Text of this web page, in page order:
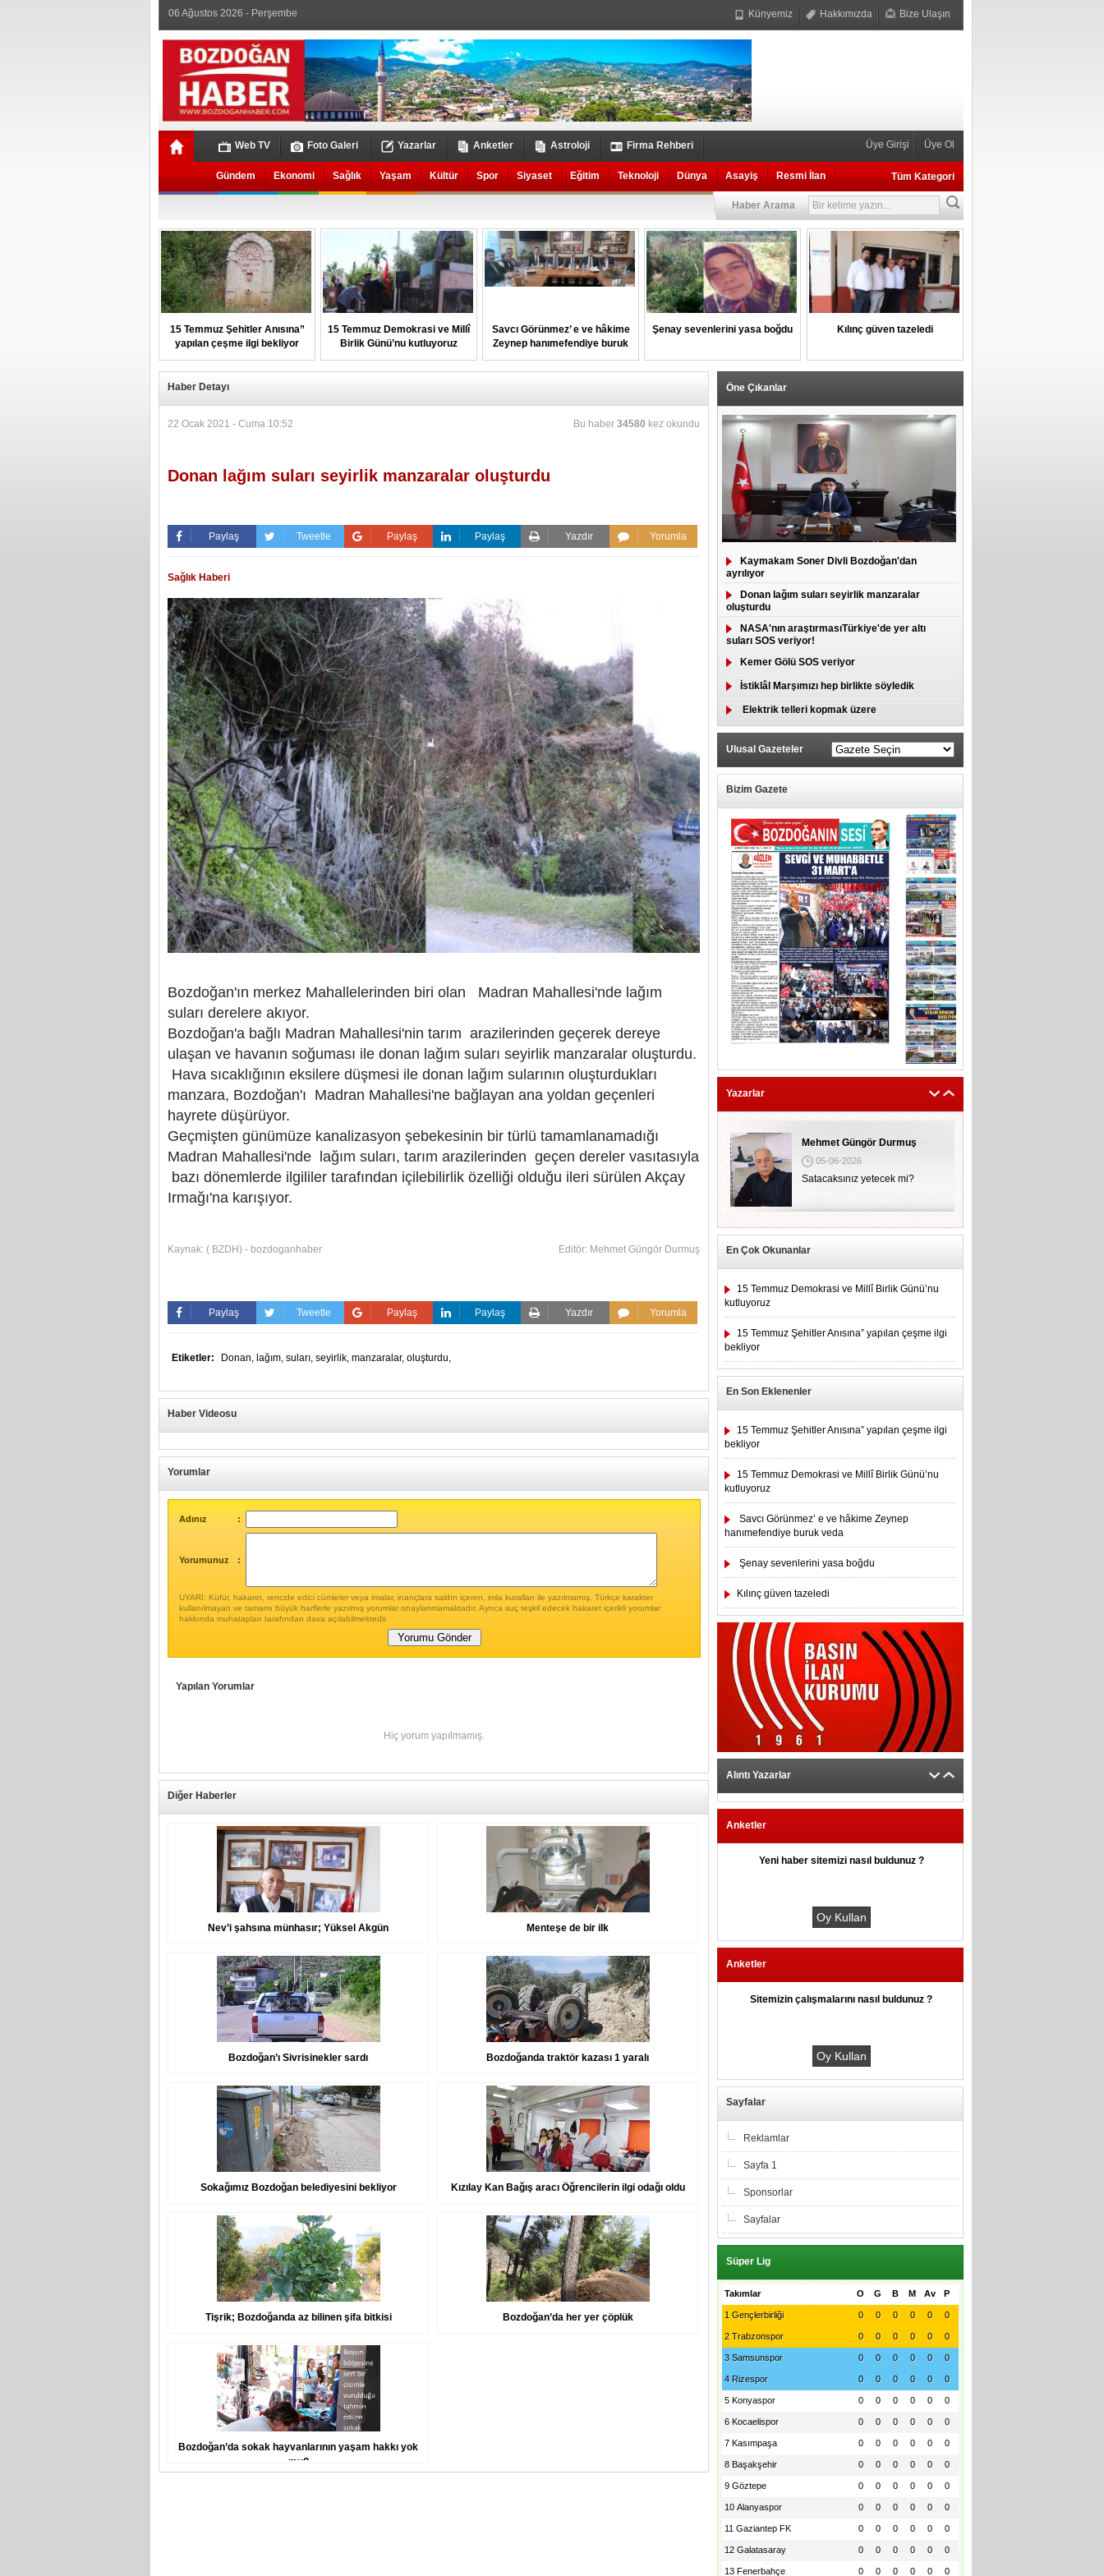
06 Ağustos 2026 - Perşembe Künyemiz Hakkımızda Bize Ulaşın
Web TV Foto Galeri Yazarlar Anketler Astroloji Firma Rehberi Üye Girişi Üye Ol
Gündem Ekonomi Sağlık Yaşam Kültür Spor Siyaset Eğitim Teknoloji Dünya Asayiş Resmi İlan Tüm Kategori
Haber Arama
15 Temmuz Şehitler Anısına”
yapılan çeşme ilgi bekliyor
15 Temmuz Demokrasi ve Millî
Birlik Günü’nu kutluyoruz
Savcı Görünmez’ e ve hâkime
Zeynep hanımefendiye buruk
veda
Şenay sevenlerini yasa boğdu Kılınç güven tazeledi
Haber Detayı
22 Ocak 2021 - Cuma 10:52 Bu haber 34580 kez okundu
Donan lağım suları seyirlik manzaralar oluşturdu
Paylaş Tweetle Paylaş Paylaş Yazdır Yorumla
Sağlık Haberi
Bozdoğan'ın merkez Mahallelerinden biri olan Madran Mahallesi'nde lağım
suları derelere akıyor.
Bozdoğan'a bağlı Madran Mahallesi'nin tarım arazilerinden geçerek dereye
ulaşan ve havanın soğuması ile donan lağım suları seyirlik manzaralar oluşturdu.
Hava sıcaklığının eksilere düşmesi ile donan lağım sularının oluşturdukları
manzara, Bozdoğan'ı Madran Mahallesi'ne bağlayan ana yoldan geçenleri
hayrete düşürüyor.
Geçmişten günümüze kanalizasyon şebekesinin bir türlü tamamlanamadığı
Madran Mahallesi'nde lağım suları, tarım arazilerinden geçen dereler vasıtasıyla
bazı dönemlerde ilgililer tarafından içilebilirlik özelliği olduğu ileri sürülen Akçay
Irmağı'na karışıyor.
Kaynak: ( BZDH) - bozdoganhaber Editör: Mehmet Güngör Durmuş
Paylaş Tweetle Paylaş Paylaş Yazdır Yorumla
Etiketler: Donan, lağım, suları, seyirlik, manzaralar, oluşturdu,
Haber Videosu
Yorumlar
Adınız :
Yorumunuz :
UYARI: Küfür, hakaret, rencide edici cümleler veya imalar, inançlara saldırı içeren, imla kuralları ile yazılmamış, Türkçe karakter
kullanılmayan ve tamamı büyük harflerle yazılmış yorumlar onaylanmamaktadır. Ayrıca suç teşkil edecek hakaret içerikli yorumlar
hakkında muhatapları tarafından dava açılabilmektedir.
Yapılan Yorumlar
Hiç yorum yapılmamış.
Diğer Haberler
Nev’i şahsına münhasır; Yüksel Akgün Menteşe de bir ilk
Bozdoğan’ı Sivrisinekler sardı Bozdoğanda traktör kazası 1 yaralı
Sokağımız Bozdoğan belediyesini bekliyor Kızılay Kan Bağış aracı Öğrencilerin ilgi odağı oldu
Tişrik; Bozdoğanda az bilinen şifa bitkisi Bozdoğan’da her yer çöplük
Bozdoğan’da sokak hayvanlarının yaşam hakkı yok
mu?
Öne Çıkanlar
Kaymakam Soner Divli Bozdoğan'dan
ayrılıyor
Donan lağım suları seyirlik manzaralar
oluşturdu
NASA'nın araştırmasıTürkiye'de yer altı
suları SOS veriyor!
Kemer Gölü SOS veriyor
İstiklâl Marşımızı hep birlikte söyledik
Elektrik telleri kopmak üzere
Ulusal Gazeteler
Bizim Gazete
Yazarlar
Mehmet Güngör Durmuş
05-06-2026
Satacaksınız yetecek mi?
En Çok Okunanlar
15 Temmuz Demokrasi ve Millî Birlik Günü’nu
kutluyoruz
15 Temmuz Şehitler Anısına” yapılan çeşme ilgi
bekliyor
En Son Eklenenler
15 Temmuz Şehitler Anısına” yapılan çeşme ilgi
bekliyor
15 Temmuz Demokrasi ve Millî Birlik Günü’nu
kutluyoruz
Savcı Görünmez’ e ve hâkime Zeynep
hanımefendiye buruk veda
Şenay sevenlerini yasa boğdu
Kılınç güven tazeledi
Alıntı Yazarlar
Anketler
Yeni haber sitemizi nasıl buldunuz ?
Anketler
Sitemizin çalışmalarını nasıl buldunuz ?
Sayfalar
Reklamlar
Sayfa 1
Sponsorlar
Sayfalar
Süper Lig
Takımlar P
Av
M
B
G
O
1 Gençlerbirliği 0
0
0
0
0
0
2 Trabzonspor 0
0
0
0
0
0
3 Samsunspor 0
0
0
0
0
0
4 Rizespor 0
0
0
0
0
0
5 Konyaspor 0
0
0
0
0
0
6 Kocaelispor 0
0
0
0
0
0
7 Kasımpaşa 0
0
0
0
0
0
8 Başakşehir 0
0
0
0
0
0
9 Göztepe 0
0
0
0
0
0
10 Alanyaspor 0
0
0
0
0
0
11 Gaziantep FK 0
0
0
0
0
0
12 Galatasaray 0
0
0
0
0
0
13 Fenerbahçe 0
0
0
0
0
0